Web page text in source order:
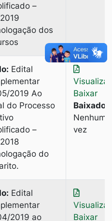
–
dos
Edital
2019 Ao
do Processo
–
do
Baixar
Baixado:
Nenhuma
vez
Edital
2019 ao
Baixar